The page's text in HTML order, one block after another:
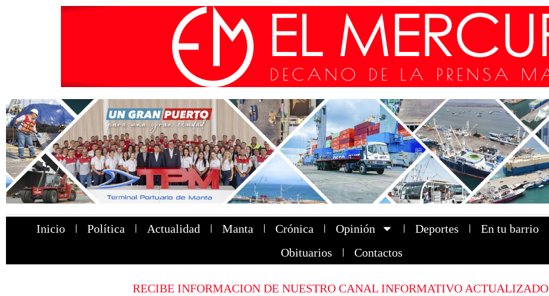
Inicio Política Actualidad Manta Crónica Opinión Deportes En tu barrio
Obituarios
Contactos
RECIBE INFORMACION DE NUESTRO CANAL INFORMATIVO ACTUALIZADO